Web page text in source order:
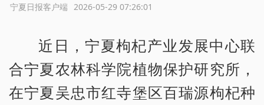
2026-05-29 07:26:01
宁夏日报客户端
近日，宁夏枸杞产业发展中心联
合宁夏农林科学院植物保护研究所，
在宁夏吴忠市红寺堡区百瑞源枸杞种